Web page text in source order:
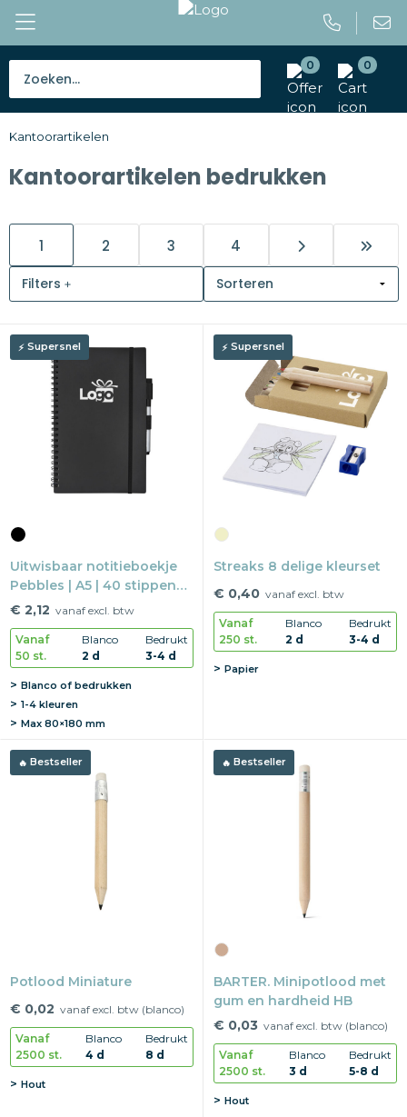
0 0
Drinkwaren
Outdoor en vrije tijd
Gereedschap en veiligheid
Snoepgoed
Home en living
Kantoorartikelen
Gadgets
Textiel
Thema
Kantoorartikelen
Kantoorartikelen bedrukken
1 2 3 4
Filters
Supersnel
Uitwisbaar notitieboekje
Pebbles | A5 | 40 stippen
en blanco pagina's | Met
€ 2,12 vanaf excl. btw
Vanaf
50 st.
Blanco
2 d
Bedrukt
3-4 d
Blanco of bedrukken
1-4 kleuren
Max 80×180 mm
Supersnel
Streaks 8 delige kleurset
€ 0,40 vanaf excl. btw
Vanaf
250 st.
Blanco
2 d
Bedrukt
3-4 d
Papier
Bestseller
Potlood Miniature
€ 0,02 vanaf excl. btw (blanco)
Vanaf
2500 st.
Blanco
4 d
Bedrukt
8 d
Hout
Bestseller
BARTER. Minipotlood met
gum en hardheid HB
€ 0,03 vanaf excl. btw (blanco)
Vanaf
2500 st.
Blanco
3 d
Bedrukt
5-8 d
Hout